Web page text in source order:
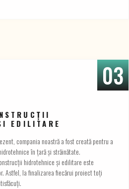
EDILITARE
compania noastră a fost creată pentru a
în țară și străinătate.
hidrotehnice și edilitare este
Astfel, la finalizarea fiecărui proiect toți
03